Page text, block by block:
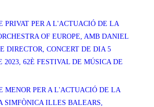
PRIVAT PER A L'ACTUACIÓ DE LA
OF EUROPE, AMB DANIEL
DIRECTOR, CONCERT DE DIA 5
2023, 62È FESTIVAL DE MÚSICA DE
MENOR PER A L'ACTUACIÓ DE LA
SIMFÒNICA ILLES BALEARS,